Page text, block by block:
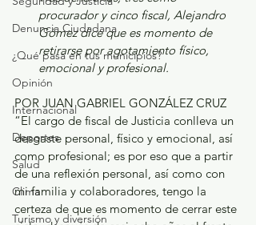
Denuncia Ciudadana
¿Qué pasa en tus municipios?
Opinión
Internacional
Deportes
Salud
Clima
Turismo y diversión
procurador y cinco fiscal, Alejandro
Gómez dice que es momento de
retirarse por agotamiento físico,
emocional y profesional.
POR JUAN GABRIEL GONZÁLEZ CRUZ
“El cargo de fiscal de Justicia conlleva un
desgaste personal, físico y emocional, así
como profesional; es por eso que a partir
de una reflexión personal, así como con
mi familia y colaboradores, tengo la
certeza de que es momento de cerrar este